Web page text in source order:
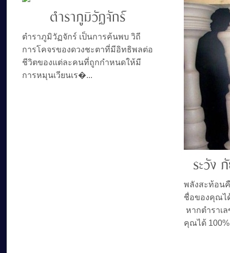
ตำราภูมิวัฏจักร์
ตำราภูมิวัฏจักร์ เป็นการค้นพบ วิถี
การโคจรของดวงชะตาที่มีอิทธิพลต่อ
ชีวิตของแต่ละคนที่ถูกกำหนดให้มี
การหมุนเวียนเร�...
ระวัง
พลังสะท้อน
ชื่อของคุณไ
หากตำราเ
คุณได้